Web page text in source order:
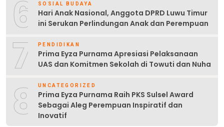
6 SOSIAL BUDAYA
Hari Anak Nasional, Anggota DPRD Luwu Timur
ini Serukan Perlindungan Anak dan Perempuan
7 PENDIDIKAN
Prima Eyza Purnama Apresiasi Pelaksanaan
UAS dan Komitmen Sekolah di Towuti dan Nuha
8 UNCATEGORIZED
Prima Eyza Purnama Raih PKS Sulsel Award
Sebagai Aleg Perempuan Inspiratif dan
Inovatif